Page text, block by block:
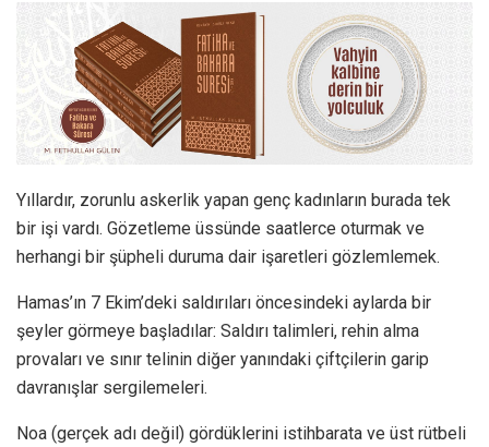
Yıllardır, zorunlu askerlik yapan genç kadınların burada tek
bir işi vardı. Gözetleme üssünde saatlerce oturmak ve
herhangi bir şüpheli duruma dair işaretleri gözlemlemek.
Hamas’ın 7 Ekim’deki saldırıları öncesindeki aylarda bir
şeyler görmeye başladılar: Saldırı talimleri, rehin alma
provaları ve sınır telinin diğer yanındaki çiftçilerin garip
davranışlar sergilemeleri.
Noa (gerçek adı değil) gördüklerini istihbarata ve üst rütbeli